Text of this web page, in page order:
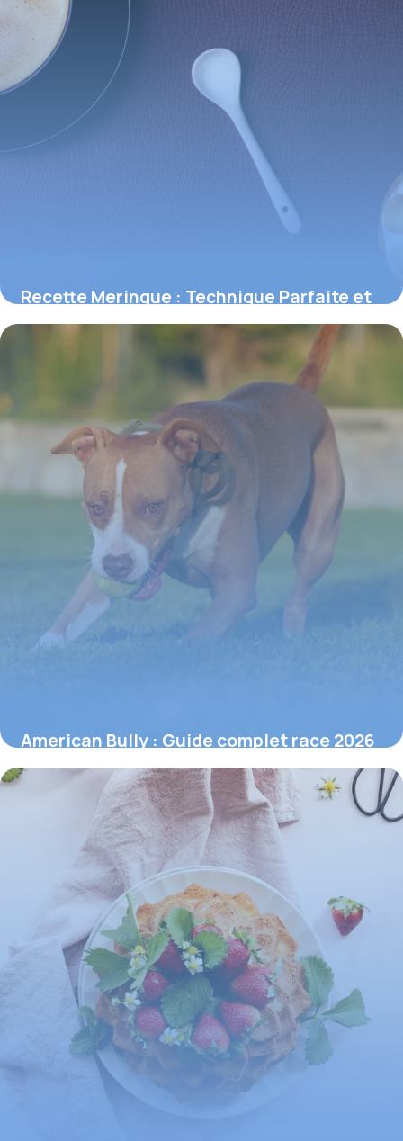
Recette Meringue : Technique Parfaite et
Astuces
American Bully : Guide complet race 2026
30 mai 2026